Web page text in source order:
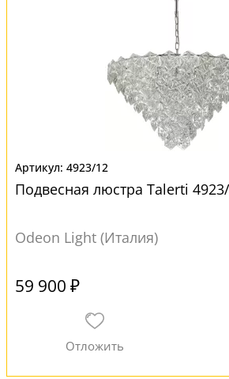
4923/12
Подвесная люстра Talerti
Odeon Light (Италия)
59 900 ₽